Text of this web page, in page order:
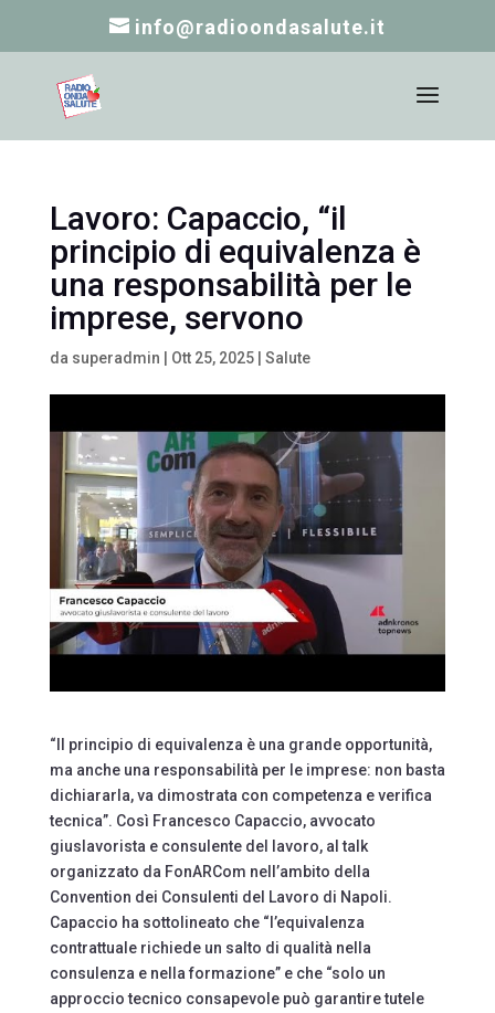
info@radioondasalute.it
Lavoro: Capaccio, “il
principio di equivalenza è
una responsabilità per le
imprese, servono
da superadmin Ott 25, 2025| Salute
“Il principio di equivalenza è una grande opportunità,
ma anche una responsabilità per le imprese: non basta
dichiararla, va dimostrata con competenza e verifica
tecnica”. Così Francesco Capaccio, avvocato
giuslavorista e consulente del lavoro, al talk
organizzato da FonARCom nell’ambito della
Convention dei Consulenti del Lavoro di Napoli.
Capaccio ha sottolineato che “l’equivalenza
contrattuale richiede un salto di qualità nella
consulenza e nella formazione” e che “solo un
approccio tecnico consapevole può garantire tutele